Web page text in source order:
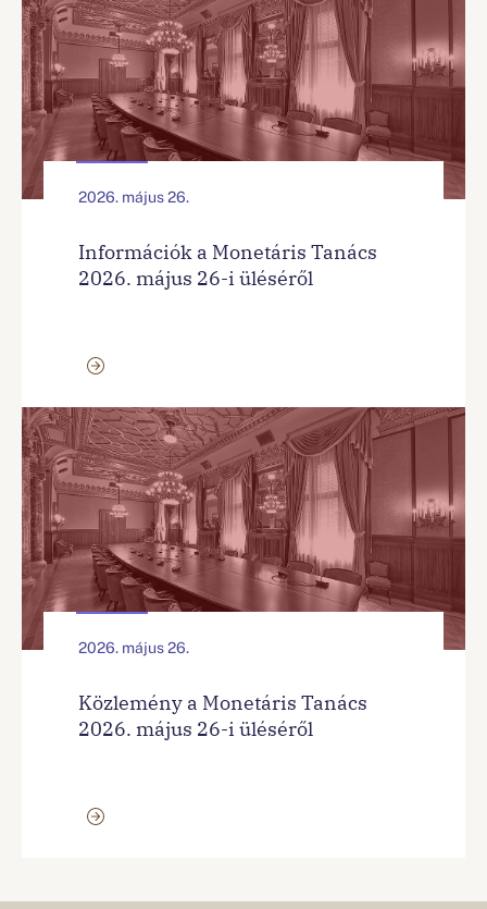
2026. május 26.
Információk a Monetáris Tanács
2026. május 26-i üléséről
2026. május 26.
Közlemény a Monetáris Tanács
2026. május 26-i üléséről